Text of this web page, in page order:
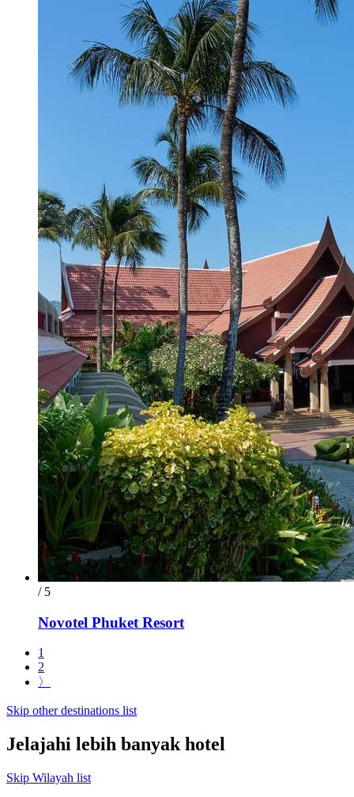
/ 5
Novotel Phuket Resort
1
2
〉
Skip other destinations list
Jelajahi lebih banyak hotel
Skip Wilayah list